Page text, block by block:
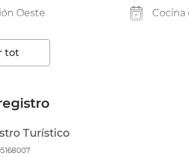
Oeste Cocina
Exterior Aluminio
tot
Turístico